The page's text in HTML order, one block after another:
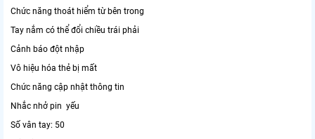
Chức năng thoát hiểm từ bên trong
Tay nắm có thể đổi chiều trái phải
Cảnh báo đột nhập
Vô hiệu hóa thẻ bị mất
Chức năng cập nhật thông tin
Nhắc nhở pin yếu
Số vân tay: 50